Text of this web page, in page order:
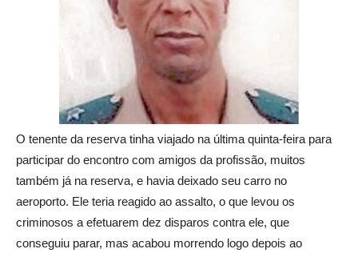
O tenente da reserva tinha viajado na última quinta-feira para
participar do encontro com amigos da profissão, muitos
também já na reserva, e havia deixado seu carro no
aeroporto. Ele teria reagido ao assalto, o que levou os
criminosos a efetuarem dez disparos contra ele, que
conseguiu parar, mas acabou morrendo logo depois ao